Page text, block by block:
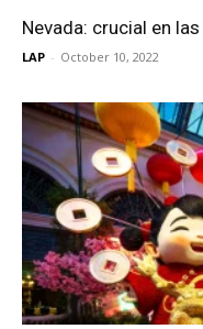
Nevada: crucial en
LAP - October 10, 2022